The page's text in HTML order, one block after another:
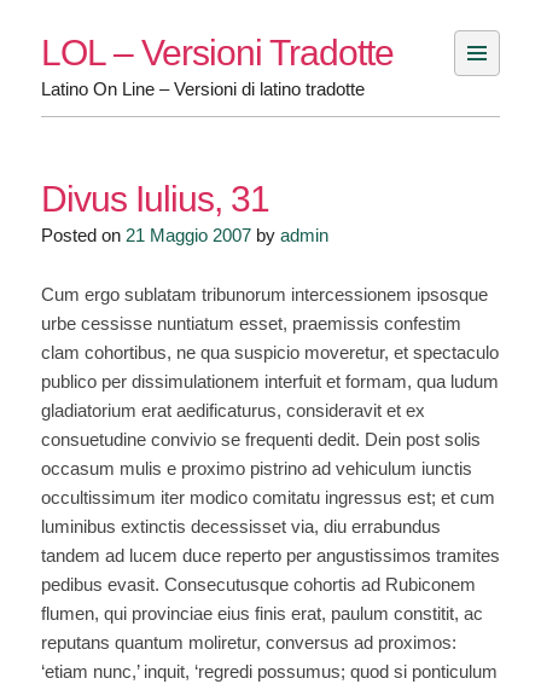
content
LOL – Versioni Tradotte
Latino On Line – Versioni di latino tradotte
Divus Iulius, 31
Posted on 21 Maggio 2007by admin
Cum ergo sublatam tribunorum intercessionem ipsosque
urbe cessisse nuntiatum esset, praemissis confestim
clam cohortibus, ne qua suspicio moveretur, et spectaculo
publico per dissimulationem interfuit et formam, qua ludum
gladiatorium erat aedificaturus, consideravit et ex
consuetudine convivio se frequenti dedit. Dein post solis
occasum mulis e proximo pistrino ad vehiculum iunctis
occultissimum iter modico comitatu ingressus est; et cum
luminibus extinctis decessisset via, diu errabundus
tandem ad lucem duce reperto per angustissimos tramites
pedibus evasit. Consecutusque cohortis ad Rubiconem
flumen, qui provinciae eius finis erat, paulum constitit, ac
reputans quantum moliretur, conversus ad proximos:
‘etiam nunc,’ inquit, ‘regredi possumus; quod si ponticulum